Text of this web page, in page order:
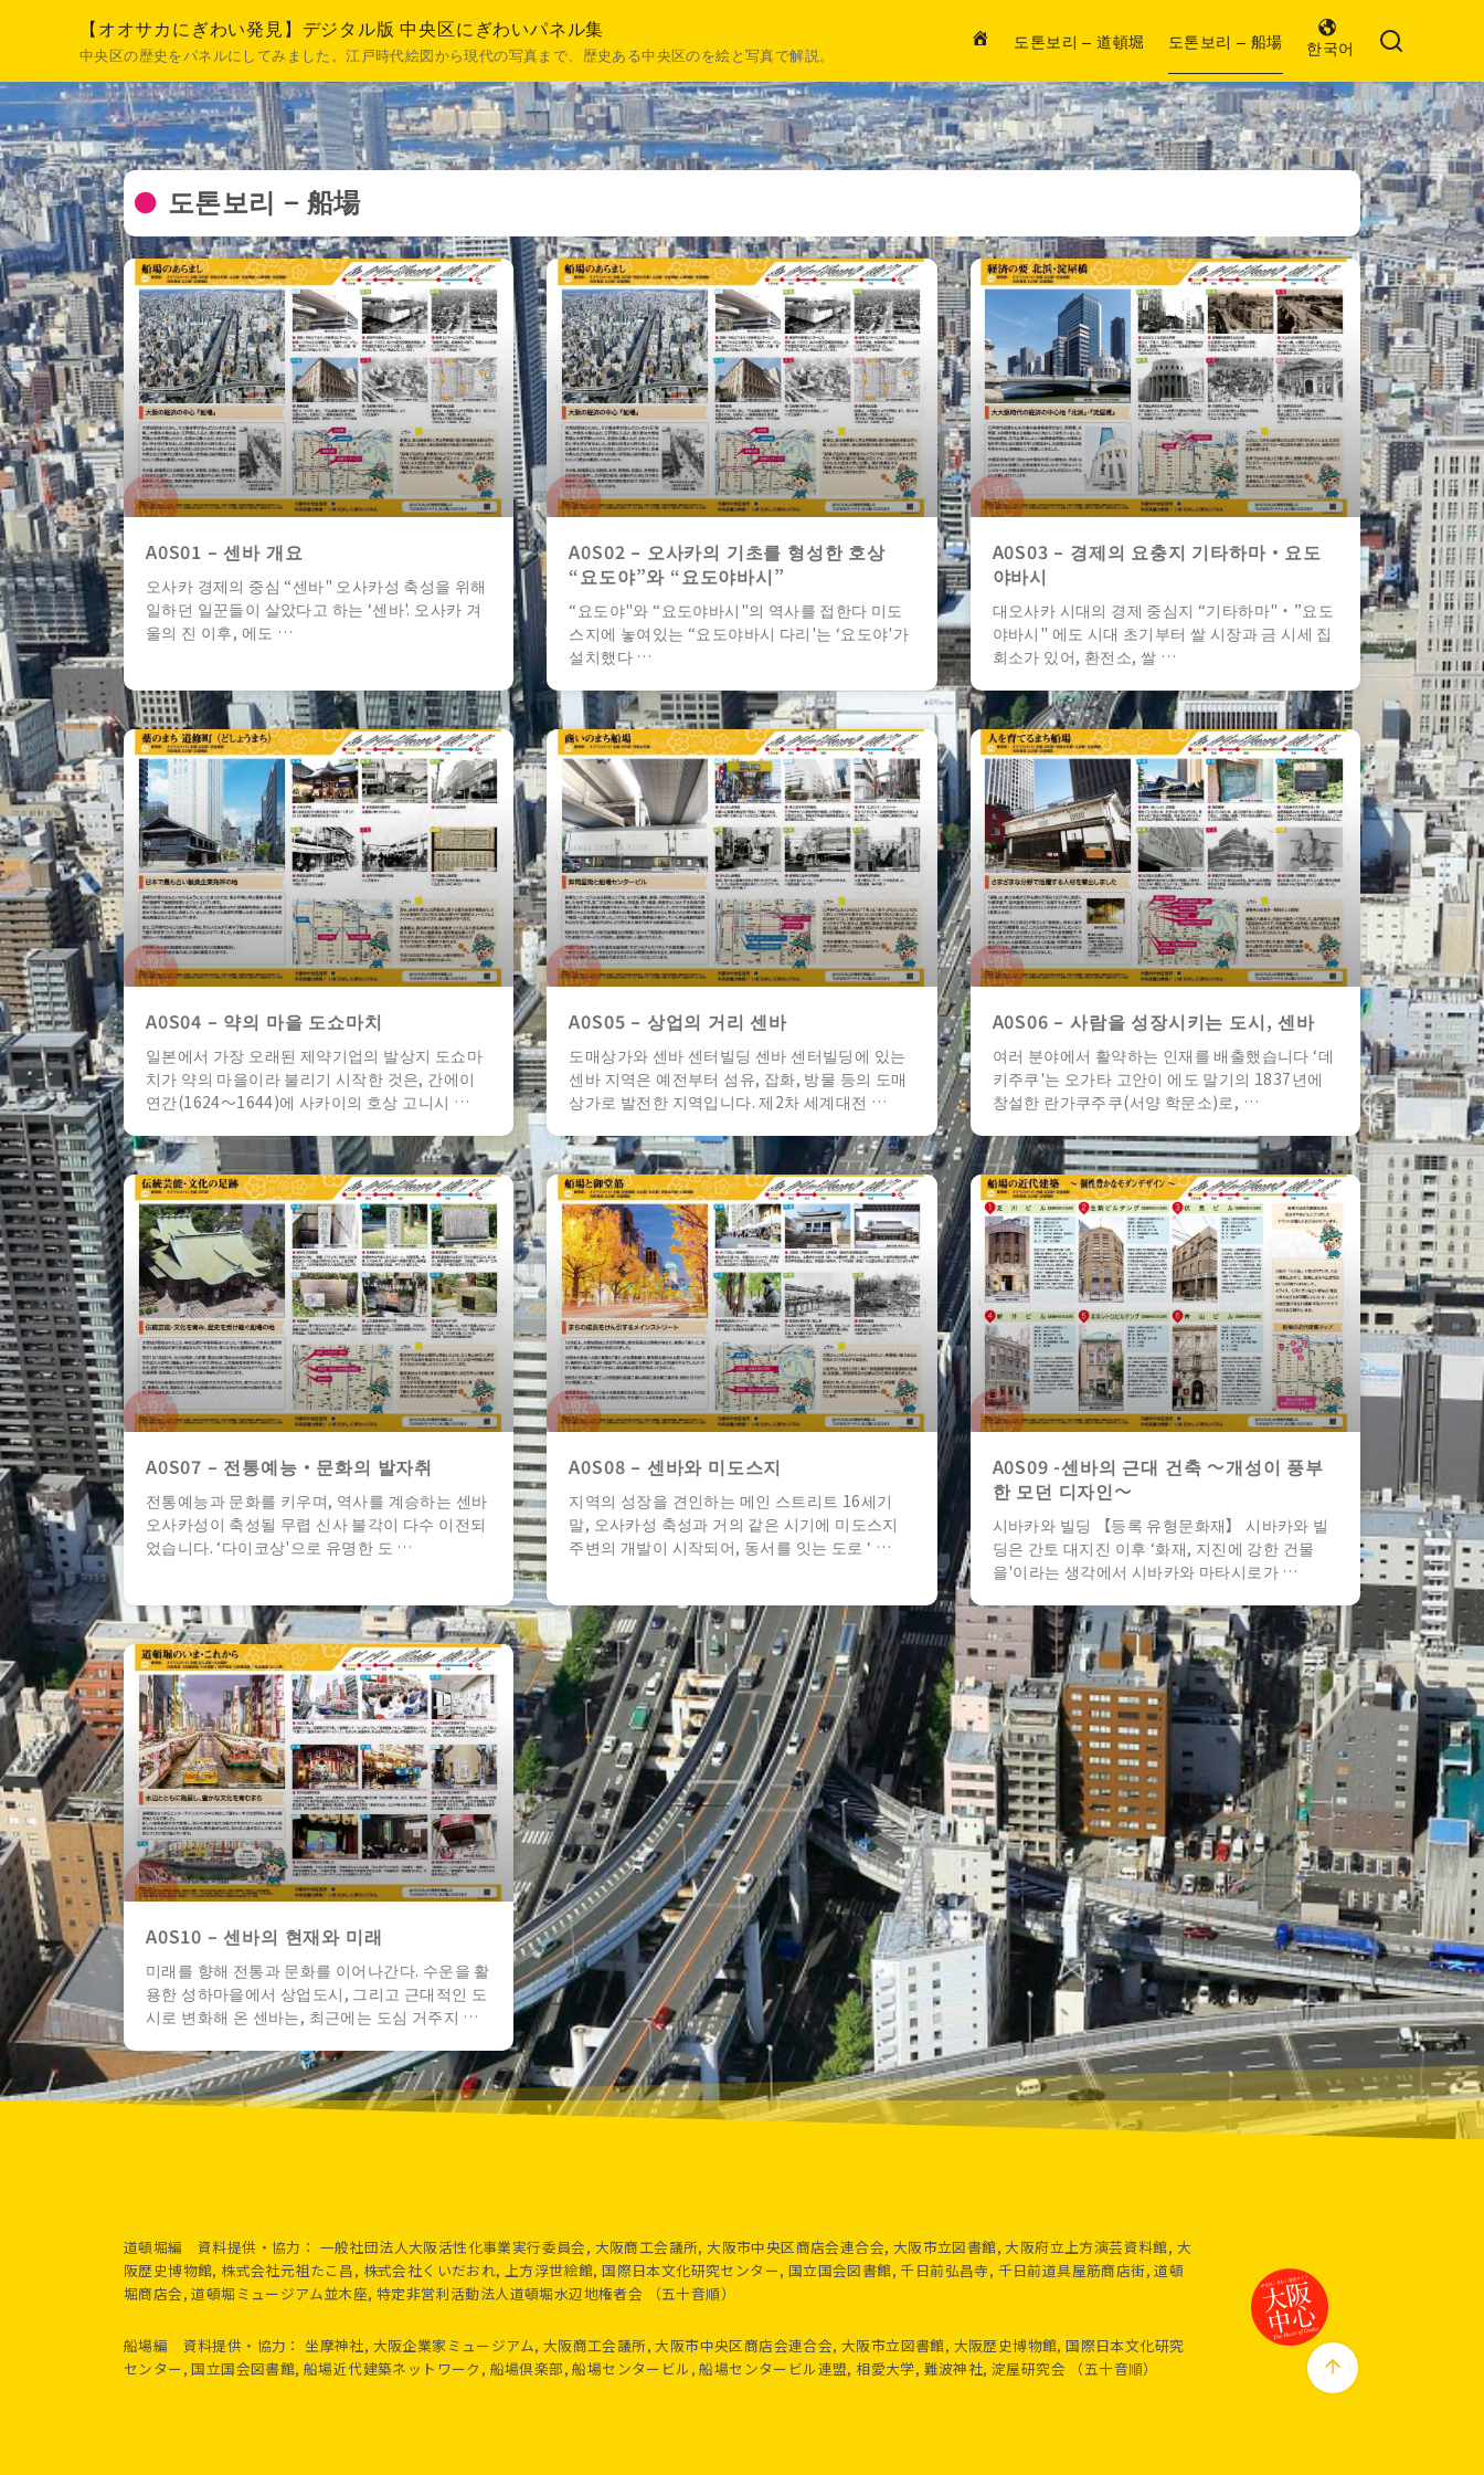
【オオサカにぎわい発見】デジタル版 中央区にぎわいパネル集
中央区の歴史をパネルにしてみました。江戸時代絵図から現代の写真まで、歴史ある中央区のを絵と写真で解説。
H
M
E
도톤보리 – 道頓堀 도톤보리 – 船場 한국어
도톤보리 – 船場
A0S01 – 센바 개요
오사카 경제의 중심 “센바" 오사카성 축성을 위해
일하던 일꾼들이 살았다고 하는 ‘센바'. 오사카 겨
울의 진 이후, 에도 …
A0S02 – 오사카의 기초를 형성한 호상
“요도야”와 “요도야바시”
“요도야"와 “요도야바시"의 역사를 접한다 미도
스지에 놓여있는 “요도야바시 다리'는 ‘요도야'가
설치했다 …
A0S03 – 경제의 요충지 기타하마・요도
야바시
대오사카 시대의 경제 중심지 “기타하마"・”요도
야바시" 에도 시대 초기부터 쌀 시장과 금 시세 집
회소가 있어, 환전소, 쌀 …
A0S04 – 약의 마을 도쇼마치
일본에서 가장 오래된 제약기업의 발상지 도쇼마
치가 약의 마을이라 불리기 시작한 것은, 간에이
연간(1624～1644)에 사카이의 호상 고니시 …
A0S05 – 상업의 거리 센바
도매상가와 센바 센터빌딩 센바 센터빌딩에 있는
센바 지역은 예전부터 섬유, 잡화, 방물 등의 도매
상가로 발전한 지역입니다. 제2차 세계대전 …
A0S06 – 사람을 성장시키는 도시, 센바
여러 분야에서 활약하는 인재를 배출했습니다 ‘데
키주쿠'는 오가타 고안이 에도 말기의 1837년에
창설한 란가쿠주쿠(서양 학문소)로, …
A0S07 – 전통예능・문화의 발자취
전통예능과 문화를 키우며, 역사를 계승하는 센바
오사카성이 축성될 무렵 신사 불각이 다수 이전되
었습니다. ‘다이코상'으로 유명한 도 …
A0S08 – 센바와 미도스지
지역의 성장을 견인하는 메인 스트리트 16세기
말, 오사카성 축성과 거의 같은 시기에 미도스지
주변의 개발이 시작되어, 동서를 잇는 도로 ‘ …
A0S09 -센바의 근대 건축 〜개성이 풍부
한 모던 디자인〜
시바카와 빌딩 【등록 유형문화재】 시바카와 빌
딩은 간토 대지진 이후 ‘화재, 지진에 강한 건물
을'이라는 생각에서 시바카와 마타시로가 …
A0S10 – 센바의 현재와 미래
미래를 향해 전통과 문화를 이어나간다. 수운을 활
용한 성하마을에서 상업도시, 그리고 근대적인 도
시로 변화해 온 센바는, 최근에는 도심 거주지 …
道頓堀編 資料提供・協力： 一般社団法人大阪活性化事業実行委員会, 大阪商工会議所, 大阪市中央区商店会連合会, 大阪市立図書館, 大阪府立上方演芸資料館, 大
阪歴史博物館, 株式会社元祖たこ昌, 株式会社くいだおれ, 上方浮世絵館, 国際日本文化研究センター, 国立国会図書館, 千日前弘昌寺, 千日前道具屋筋商店街, 道頓
堀商店会, 道頓堀ミュージアム並木座, 特定非営利活動法人道頓堀水辺地権者会 （五十音順）
船場編 資料提供・協力： 坐摩神社, 大阪企業家ミュージアム, 大阪商工会議所, 大阪市中央区商店会連合会, 大阪市立図書館, 大阪歴史博物館, 国際日本文化研究
センター, 国立国会図書館, 船場近代建築ネットワーク, 船場倶楽部, 船場センタービル, 船場センタービル連盟, 相愛大学, 難波神社, 淀屋研究会 （五十音順）